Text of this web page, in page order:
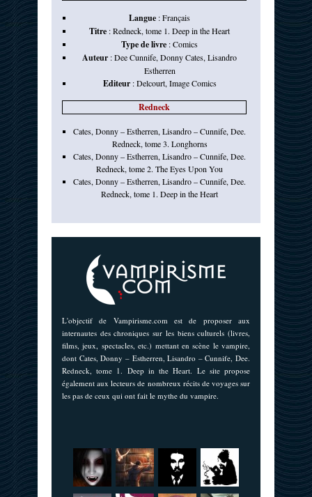
Langue :Français
Titre :Redneck, tome 1. Deep in the Heart
Type de livre :Comics
Auteur :Dee Cunnife,Donny Cates,Lisandro
Estherren
Editeur:Delcourt, Image Comics
Redneck
Cates, Donny – Estherren, Lisandro – Cunnife, Dee.
Redneck, tome 3. Longhorns
Cates, Donny – Estherren, Lisandro – Cunnife, Dee.
Redneck, tome 2. The Eyes Upon You
Cates, Donny – Estherren, Lisandro – Cunnife, Dee.
Redneck, tome 1. Deep in the Heart
L'objectif de Vampirisme.com est de proposer aux
internautes des chroniques sur les biens culturels (livres,
films, jeux, spectacles, etc.) mettant en scène le vampire,
dont Cates, Donny – Estherren, Lisandro – Cunnife, Dee.
Redneck, tome 1. Deep in the Heart. Le site propose
également aux lecteurs de nombreux récits de voyages sur
les pas de ceux qui ont fait le mythe du vampire.